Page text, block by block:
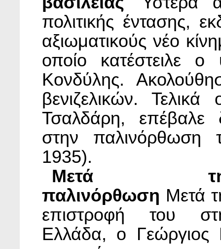
πολιτικής έντασης,
αξιωματικούς νέο
οποίο κατέστειλε ο
Κονδύλης.
βενιζελικών.
Τσαλδάρη, επέβαλε
στην παλινόρθωση
1935).
Μετά
παλινόρθωση Μετά
επιστροφή του
Ελλάδα, ο Γεώργιος